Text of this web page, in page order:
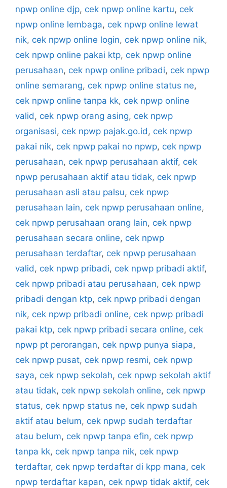
npwp online djp, cek npwp online kartu, cek
npwp online lembaga, cek npwp online lewat
nik, cek npwp online login, cek npwp online nik,
cek npwp online pakai ktp, cek npwp online
perusahaan, cek npwp online pribadi, cek npwp
online semarang, cek npwp online status ne,
cek npwp online tanpa kk, cek npwp online
valid, cek npwp orang asing, cek npwp
organisasi, cek npwp pajak.go.id, cek npwp
pakai nik, cek npwp pakai no npwp, cek npwp
perusahaan, cek npwp perusahaan aktif, cek
npwp perusahaan aktif atau tidak, cek npwp
perusahaan asli atau palsu, cek npwp
perusahaan lain, cek npwp perusahaan online,
cek npwp perusahaan orang lain, cek npwp
perusahaan secara online, cek npwp
perusahaan terdaftar, cek npwp perusahaan
valid, cek npwp pribadi, cek npwp pribadi aktif,
cek npwp pribadi atau perusahaan, cek npwp
pribadi dengan ktp, cek npwp pribadi dengan
nik, cek npwp pribadi online, cek npwp pribadi
pakai ktp, cek npwp pribadi secara online, cek
npwp pt perorangan, cek npwp punya siapa,
cek npwp pusat, cek npwp resmi, cek npwp
saya, cek npwp sekolah, cek npwp sekolah aktif
atau tidak, cek npwp sekolah online, cek npwp
status, cek npwp status ne, cek npwp sudah
aktif atau belum, cek npwp sudah terdaftar
atau belum, cek npwp tanpa efin, cek npwp
tanpa kk, cek npwp tanpa nik, cek npwp
terdaftar, cek npwp terdaftar di kpp mana, cek
npwp terdaftar kapan, cek npwp tidak aktif, cek